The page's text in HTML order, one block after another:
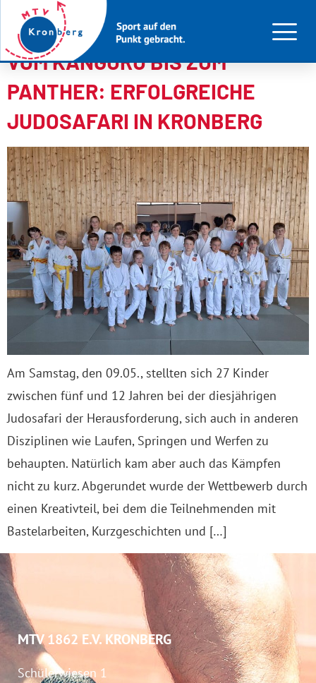
Tag:9. Mai 2026
VOM KÄNGURU BIS ZUM
PANTHER: ERFOLGREICHE
JUDOSAFARI IN KRONBERG
Am Samstag, den 09.05., stellten sich 27 Kinder
zwischen fünf und 12 Jahren bei der diesjährigen
Judosafari der Herausforderung, sich auch in anderen
Disziplinen wie Laufen, Springen und Werfen zu
behaupten. Natürlich kam aber auch das Kämpfen
nicht zu kurz. Abgerundet wurde der Wettbewerb durch
einen Kreativteil, bei dem die Teilnehmenden mit
Bastelarbeiten, Kurzgeschichten und […]
MTV 1862 E.V. KRONBERG
Schülerwiesen 1